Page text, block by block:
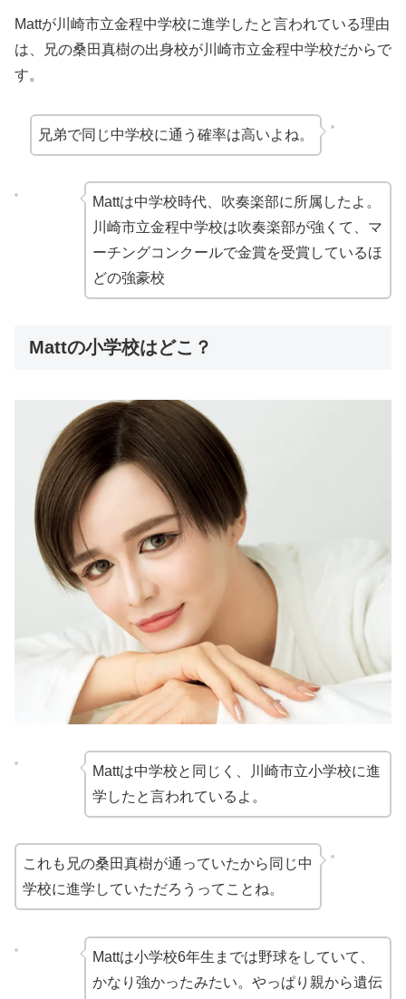
Mattが川崎市立金程中学校に進学したと言われている理由
は、兄の桑田真樹の出身校が川崎市立金程中学校だからで
す。
兄弟で同じ中学校に通う確率は高いよね。
Mattは中学校時代、吹奏楽部に所属したよ。
川崎市立金程中学校は吹奏楽部が強くて、マ
ーチングコンクールで金賞を受賞しているほ
どの強豪校
Mattの小学校はどこ？
Mattは中学校と同じく、川崎市立小学校に進
学したと言われているよ。
これも兄の桑田真樹が通っていたから同じ中
学校に進学していただろうってことね。
Mattは小学校6年生までは野球をしていて、
かなり強かったみたい。やっぱり親から遺伝